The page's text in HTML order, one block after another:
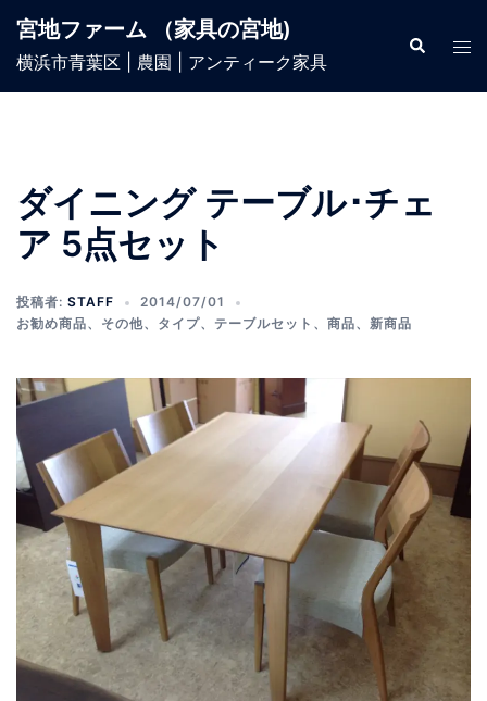
宮地ファーム （家具の宮地)
横浜市青葉区 | 農園 | アンティーク家具
ダイニング テーブル･チェ
ア 5点セット
投稿者: STAFF
2014/07/01
お勧め商品、 その他、 タイプ、 テーブルセット 、 商品、 新商品